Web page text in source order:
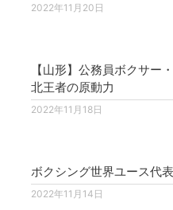
2022年11月20日
【山形】公務員ボクサー
北王者の原動力
2022年11月18日
ボクシング世界ユース代
2022年11月14日